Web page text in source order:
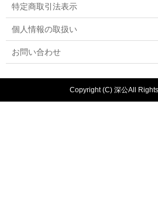
特定商取引法表示
個人情報の取扱い
お問い合わせ
Copyright (C) 深公All